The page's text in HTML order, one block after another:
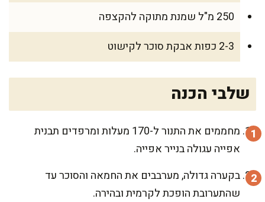
250 מ"ל שמנת מתוקה להקצפה
2-3 כפות אבקת סוכר לקישוט
שלבי הכנה
מחממים את התנור ל-170 מעלות ומרפדים תבנית
אפייה עגולה בנייר אפייה.
בקערה גדולה, מערבבים את החמאה והסוכר עד
שהתערובת הופכת לקרמית ובהירה.